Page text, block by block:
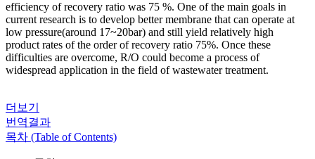
efficiency of recovery ratio was 75 %. One of the main goals in
current research is to develop better membrane that can operate at
low pressure(around 17~20bar) and still yield relatively high
product rates of the order of recovery ratio 75%. Once these
difficulties are overcome, R/O could become a process of
widespread application in the field of wastewater treatment.
더보기
번역결과
목차 (Table of Contents)